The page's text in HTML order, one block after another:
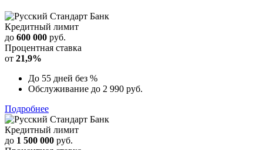
Кредитный лимит
до 600 000 руб.
Процентная ставка
от 21,9%
До 55 дней без %
Обслуживание до 2 990 руб.
Подробнее
Кредитный лимит
до 1 500 000 руб.